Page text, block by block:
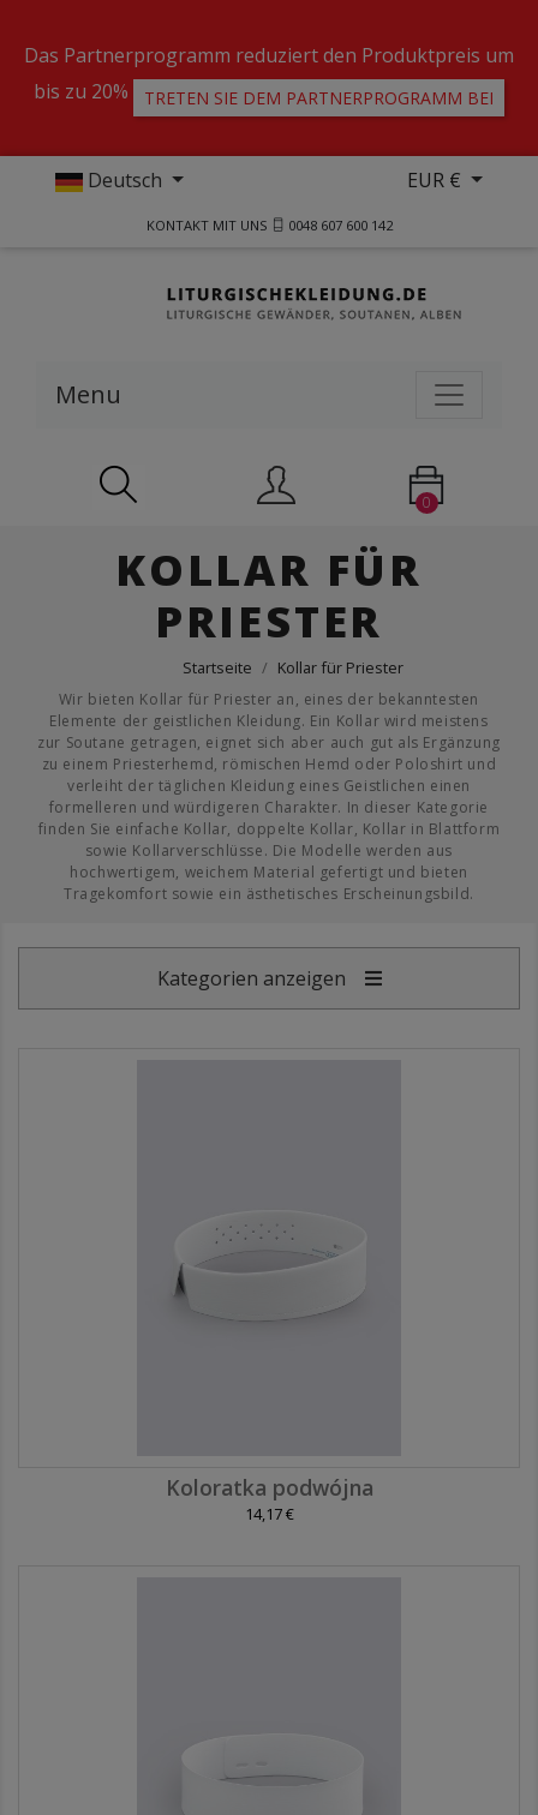
Das Partnerprogramm reduziert den Produktpreis um
bis zu 20%
TRETEN SIE DEM PARTNERPROGRAMM BEI
Deutsch EUR €
KONTAKT MIT UNS 0048 607 600 142
Menu
0
KOLLAR FÜR
PRIESTER
Startseite Kollar für Priester
Wir bieten Kollar für Priester an, eines der bekanntesten
Elemente der geistlichen Kleidung. Ein Kollar wird meistens
zur Soutane getragen, eignet sich aber auch gut als Ergänzung
zu einem Priesterhemd, römischen Hemd oder Poloshirt und
verleiht der täglichen Kleidung eines Geistlichen einen
formelleren und würdigeren Charakter. In dieser Kategorie
finden Sie einfache Kollar, doppelte Kollar, Kollar in Blattform
sowie Kollarverschlüsse. Die Modelle werden aus
hochwertigem, weichem Material gefertigt und bieten
Tragekomfort sowie ein ästhetisches Erscheinungsbild.
Kategorien anzeigen
Koloratka podwójna
14,17 €